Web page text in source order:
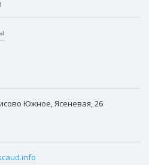
Южное, Ясеневая, 26